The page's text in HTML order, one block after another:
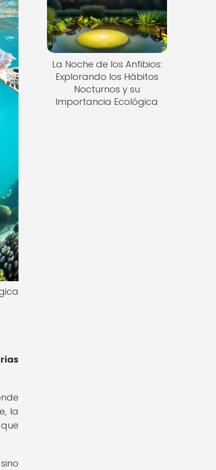
la
La Noche de los Anfibios:
Explorando los Hábitos
Nocturnos y su
Importancia Ecológica